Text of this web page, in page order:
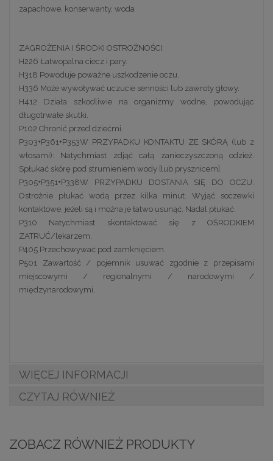
zapachowe, konserwanty, woda
ZAGROŻENIA I ŚRODKI OSTROŻNOŚCI:
H226 Łatwopalna ciecz i pary.
H318 Powoduje poważne uszkodzenie oczu.
H336 Może wywoływać uczucie senności lub zawroty głowy.
H412 Działa szkodliwie na organizmy wodne, powodując
długotrwałe skutki.
P102 Chronić przed dziećmi.
P303+P361+P353W PRZYPADKU KONTAKTU ZE SKÓRĄ (lub z
włosami): Natychmiast zdjąć całą zanieczyszczoną odzież.
Spłukać skórę pod strumieniem wody [lub prysznicem].
P305+P351+P338W PRZYPADKU DOSTANIA SIĘ DO OCZU:
Ostrożnie płukać wodą przez kilka minut. Wyjąć soczewki
kontaktowe, jeżeli są i można je łatwo usunąć. Nadal płukać.
P310 Natychmiast skontaktować się z OŚRODKIEM
ZATRUĆ/lekarzem.
P405 Przechowywać pod zamknięciem.
P501 Zawartość / pojemnik usuwać zgodnie z przepisami
miejscowymi / regionalnymi / narodowymi /
międzynarodowymi.
WIĘCEJ INFORMACJI
CZYTAJ RÓWNIEŻ
ZOBACZ RÓWNIEŻ PRODUKTY